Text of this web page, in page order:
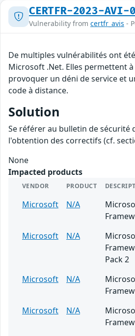
CERTFR-2023-AVI-
Vulnerability from certfr_avis -
De multiples vulnérabilités ont
Microsoft .Net. Elles permettent
provoquer un déni de service et
code à distance.
Solution
Se référer au bulletin de sécurité
l'obtention des correctifs (cf.
None
Impacted products
VENDOR PRODUCT
Microsoft N/A
Microsoft
N/A
Pack 2
Microsoft
N/A
Microsoft
N/A